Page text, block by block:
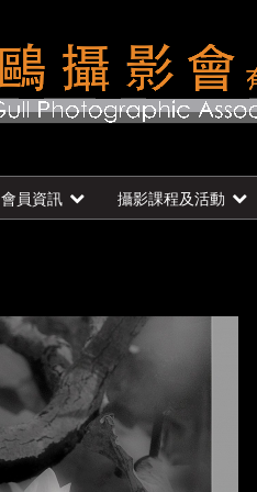
會員資訊 攝影課程及活動